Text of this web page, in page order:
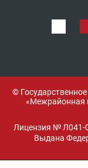
©
«Межрайонная
Лицензия № Л041-
Выдана